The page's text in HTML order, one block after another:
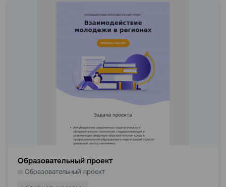
Образовательный проект
Образовательный проект